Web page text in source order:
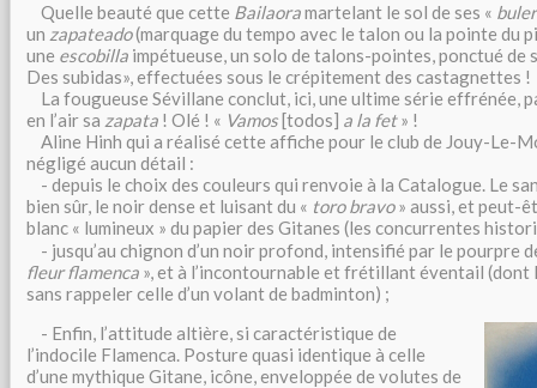
Quelle beauté que cette Bailaoramartelant le sol de ses «
un zapateado(marquage du tempo avec le talon ou la pointe du
une escobilla impétueuse, un solo de talons-pointes, ponctué de
Des subidas», effectuées sous le crépitement des castagnettes !
La fougueuse Sévillane conclut, ici, une ultime série effrénée,
en l’air sa zapata ! Olé ! « Vamos[todos] a la fet» !
Aline Hinh qui a réalisé cette affiche pour le club de Jouy-Le-
négligé aucun détail :
- depuis le choix des couleurs qui renvoie à la Catalogue. Le
bien sûr, le noir dense et luisant du « toro bravo» aussi, et peut-
blanc « lumineux » du papier des Gitanes (les concurrentes
- jusqu’au chignon d’un noir profond, intensifié par le pourpre
fleur flamenca », et à l’incontournable et frétillant éventail (dont
sans rappeler celle d’un volant de badminton) ;
- Enfin, l’attitude altière, si caractéristique de
l’indocile Flamenca. Posture quasi identique à celle
d’une mythique Gitane, icône, enveloppée de volutes de